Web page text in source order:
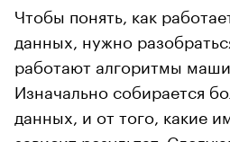
Чтобы понять, как
данных, нужно
работают алгоритмы
Изначально собирается
данных, и от того, какие